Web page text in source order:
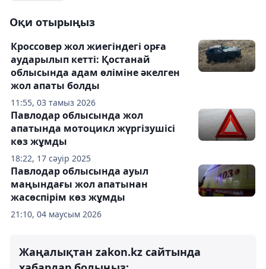
Оқи отырыңыз
11:55, 03 тамыз 2026
Кроссовер жол жиегіндегі орға
аударылып кетті: Қостанай
облысында адам өліміне әкелген
жол апаты болды
18:22, 17 сәуір 2025
Павлодар облысында жол
апатында мотоцикл жүргізушісі
көз жұмды
21:10, 04 маусым 2026
Павлодар облысында ауыл
маңындағы жол апатынан
жасөспірім көз жұмды
Жаңалықтан zakon.kz сайтында